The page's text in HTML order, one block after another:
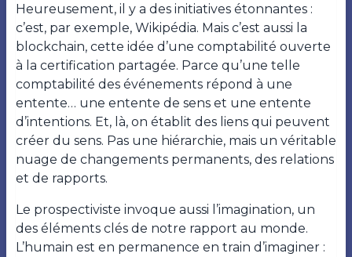
Heureusement, il y a des initiatives étonnantes :
c’est, par exemple, Wikipédia. Mais c’est aussi la
blockchain, cette idée d’une comptabilité ouverte
à la certification partagée. Parce qu’une telle
comptabilité des événements répond à une
entente… une entente de sens et une entente
d’intentions. Et, là, on établit des liens qui peuvent
créer du sens. Pas une hiérarchie, mais un véritable
nuage de changements permanents, des relations
et de rapports.
Le prospectiviste invoque aussi l’imagination, un
des éléments clés de notre rapport au monde.
L’humain est en permanence en train d’imaginer :